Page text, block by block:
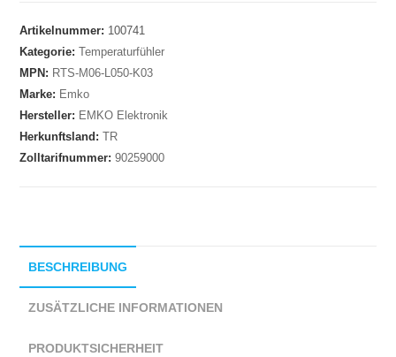
Artikelnummer: 100741
Kategorie:Temperaturfühler
MPN: RTS-M06-L050-K03
Marke: Emko
Hersteller: EMKO Elektronik
Herkunftsland:TR
Zolltarifnummer:90259000
BESCHREIBUNG
ZUSÄTZLICHE INFORMATIONEN
PRODUKTSICHERHEIT